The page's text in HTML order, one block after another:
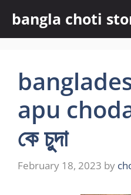
content
bangla choti
apu
কে চুদা
February 18, 2023 by